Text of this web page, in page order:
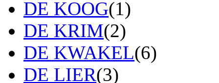
DE KOOG(1)
DE KRIM(2)
DE KWAKEL(6)
DE LIER(3)